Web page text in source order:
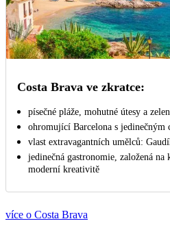
Costa Brava ve zkratce:
písečné pláže, mohutné útesy a
ohromující Barcelona s jedinečným
vlast extravagantních umělců:
jedinečná gastronomie, založená na
moderní kreativitě
více o Costa Brava